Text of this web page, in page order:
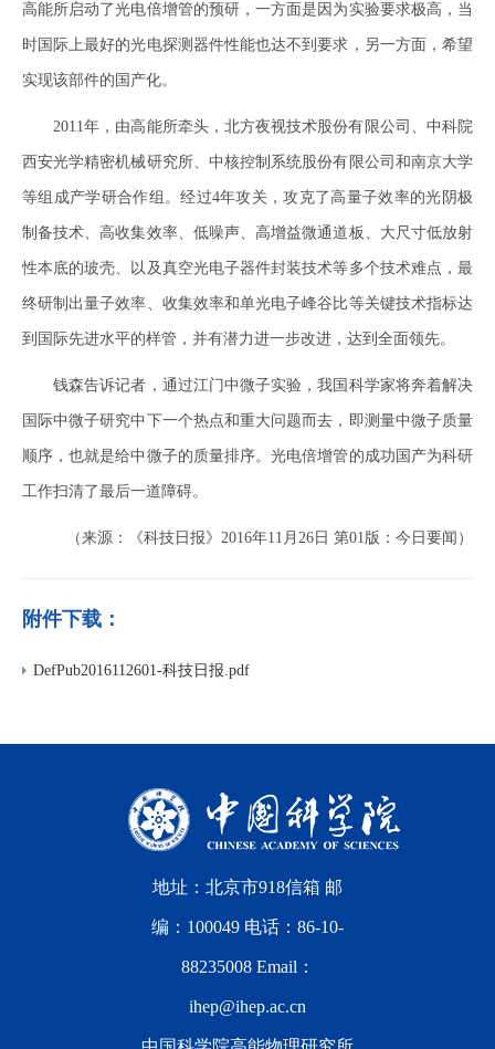
高能所启动了光电倍增管的预研，一方面是因为实验要求极高，当
时国际上最好的光电探测器件性能也达不到要求，另一方面，希望
实现该部件的国产化。
2011年，由高能所牵头，北方夜视技术股份有限公司、中科院
西安光学精密机械研究所、中核控制系统股份有限公司和南京大学
等组成产学研合作组。经过4年攻关，攻克了高量子效率的光阴极
制备技术、高收集效率、低噪声、高增益微通道板、大尺寸低放射
性本底的玻壳、以及真空光电子器件封装技术等多个技术难点，最
终研制出量子效率、收集效率和单光电子峰谷比等关键技术指标达
到国际先进水平的样管，并有潜力进一步改进，达到全面领先。
钱森告诉记者，通过江门中微子实验，我国科学家将奔着解决
国际中微子研究中下一个热点和重大问题而去，即测量中微子质量
顺序，也就是给中微子的质量排序。光电倍增管的成功国产为科研
工作扫清了最后一道障碍。
（来源：《科技日报》2016年11月26日 第01版：今日要闻）
附件下载：
DefPub2016112601-科技日报.pdf
地址：北京市918信箱 邮
编：100049 电话：86-10-
88235008 Email：
ihep@ihep.ac.cn